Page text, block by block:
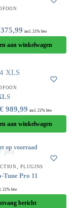
incl. 21% btw
aan winkelwagen
€989,99 incl. 21% btw
aan winkelwagen
op voorraad
,PLUGINS
Tune Pro 11
21% btw
bericht